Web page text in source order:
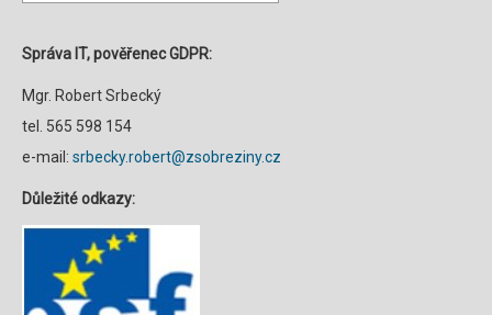
Správa IT, pověřenec GDPR:
Mgr. Robert Srbecký
tel. 565 598 154
e-mail: srbecky.robert@zsobreziny.cz
Důležité odkazy: